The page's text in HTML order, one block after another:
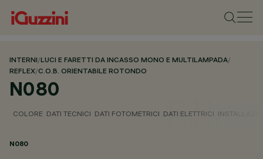
INTERNI/LUCI E FARETTI DA INCASSO MONO E MULTILAMPADA/
REFLEX/C.O.B. ORIENTABILE ROTONDO
N080
COLORE DATI TECNICI DATI FOTOMETRICI DATI ELETTRICI
N080